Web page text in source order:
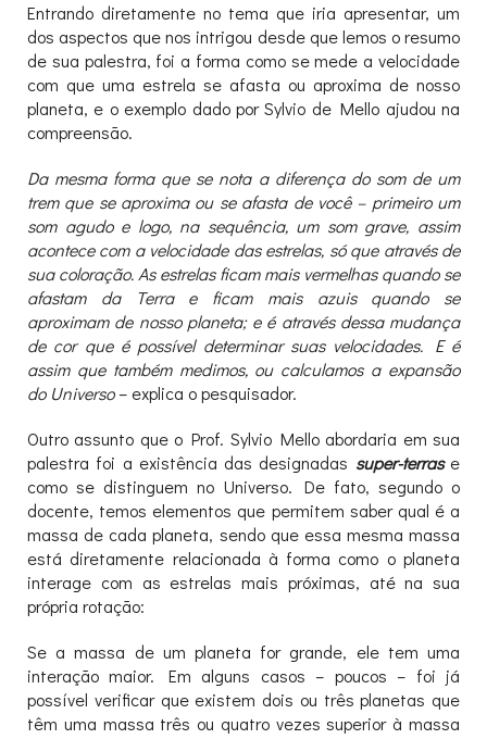
Entrando diretamente no tema que iria apresentar, um
dos aspectos que nos intrigou desde que lemos o resumo
de sua palestra, foi a forma como se mede a velocidade
com que uma estrela se afasta ou aproxima de nosso
planeta, e o exemplo dado por Sylvio de Mello ajudou na
compreensão.
Da mesma forma que se nota a diferença do som de um
trem que se aproxima ou se afasta de você – primeiro um
som agudo e logo, na sequência, um som grave, assim
acontece com a velocidade das estrelas, só que através de
sua coloração. As estrelas ficam mais vermelhas quando se
afastam da Terra e ficam mais azuis quando se
aproximam de nosso planeta; e é através dessa mudança
de cor que é possível determinar suas velocidades. E é
assim que também medimos, ou calculamos a expansão
do Universo– explica o pesquisador.
Outro assunto que o Prof. Sylvio Mello abordaria em sua
palestra foi a existência das designadas super-terras e
como se distinguem no Universo. De fato, segundo o
docente, temos elementos que permitem saber qual é a
massa de cada planeta, sendo que essa mesma massa
está diretamente relacionada à forma como o planeta
interage com as estrelas mais próximas, até na sua
própria rotação:
Se a massa de um planeta for grande, ele tem uma
interação maior. Em alguns casos – poucos – foi já
possível verificar que existem dois ou três planetas que
têm uma massa três ou quatro vezes superior à massa